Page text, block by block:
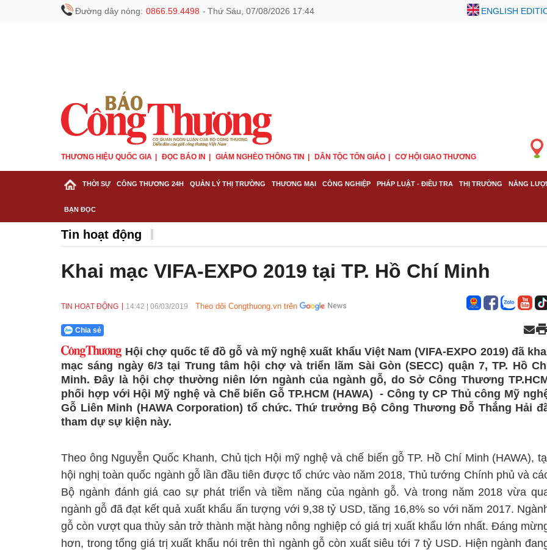
Đường dây nóng: 0866.59.4498 - Thứ Sáu, 07/08/2026 17:44 ENGLISH
THƯƠNG HIỆU QUỐC GIA ĐỌC BÁO IN GIẢM NGHÈO THÔNG TIN DÂN TỘC TÔN GIÁO CƠ HỘI GIAO THƯƠNG
THỜI SỰ CÔNG THƯƠNG 24H QUẢN LÝ THỊ TRƯỜNG THƯƠNG MẠI CÔNG NGHIỆP PHÁP LUẬT - ĐIỀU TRA THỊ TRƯỜNG NĂNG
BẠN ĐỌC
Tin hoạt động
Khai mạc VIFA-EXPO 2019 tại TP. Hồ Chí Minh
TIN HOẠT ĐỘNG 14:42 06/03/2019 Theo dõi Congthuong.vn trên
Chia sẻ
Hội chợ quốc tế đồ gỗ và mỹ nghệ xuất khẩu Việt Nam (VIFA-EXPO 2019) đã
mạc sáng ngày 6/3 tại Trung tâm hội chợ và triển lãm Sài Gòn (SECC) quận 7, TP. Hồ
Minh. Đây là hội chợ thường niên lớn ngành của ngành gỗ, do Sở Công Thương
phối hợp với Hội Mỹ nghệ và Chế biến Gỗ TP.HCM (HAWA) - Công ty CP Thủ công Mỹ
Gỗ Liên Minh (HAWA Corporation) tổ chức. Thứ trưởng Bộ Công Thương Đỗ Thắng Hải
tham dự sự kiện này.
Theo ông Nguyễn Quốc Khanh, Chủ tịch Hội mỹ nghệ và chế biến gỗ TP. Hồ Chí Minh (HAWA),
hội nghị toàn quốc ngành gỗ lần đầu tiên được tổ chức vào năm 2018, Thủ tướng Chính phủ và
Bộ ngành đánh giá cao sự phát triển và tiềm năng của ngành gỗ. Và trong năm 2018 vừa
ngành gỗ đã đạt kết quả xuất khẩu ấn tượng với 9,38 tỷ USD, tăng 16,8% so với năm 2017.
gỗ còn vượt qua thủy sản trở thành mặt hàng nông nghiệp có giá trị xuất khẩu lớn nhất. Đáng
hơn, trong tổng giá trị xuất khẩu nói trên thì ngành gỗ còn xuất siêu tới 7 tỷ USD. Hiện ngành